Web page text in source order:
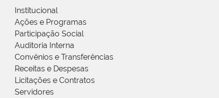
Institucional
Ações e Programas
Participação Social
Auditoria Interna
Convênios e Transferências
Receitas e Despesas
Licitações e Contratos
Servidores